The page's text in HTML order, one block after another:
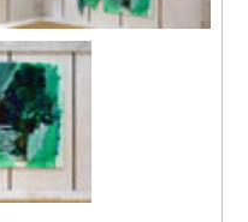
現場
：關尚智